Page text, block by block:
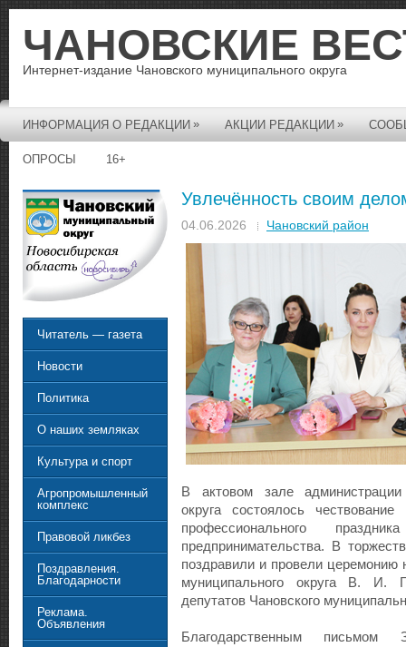
ЧАНОВСКИЕ
Интернет-издание Чановского муниципального округа
ИНФОРМАЦИЯ О РЕДАКЦИИ » АКЦИИ РЕДАКЦИИ »
ОПРОСЫ 16+
Увлечённость своим
04.06.2026 Чановский район
В актовом зале администрации
округа состоялось
профессионального
предпринимательства. В
поздравили и провели церемонию
муниципального округа В. И.
депутатов Чановского
Благодарственным письмом
Читатель — газета
Новости
Политика
О наших земляках
Культура и спорт
Агропромышленный
комплекс
Правовой ликбез
Поздравления.
Благодарности
Реклама.
Объявления